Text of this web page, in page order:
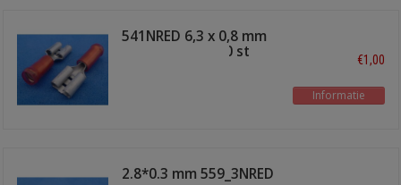
541NRED 6,3 x 0,8 mm
schuifstekker 10 st
€1,00
Informatie
2.8*0.3 mm 559_3NRED